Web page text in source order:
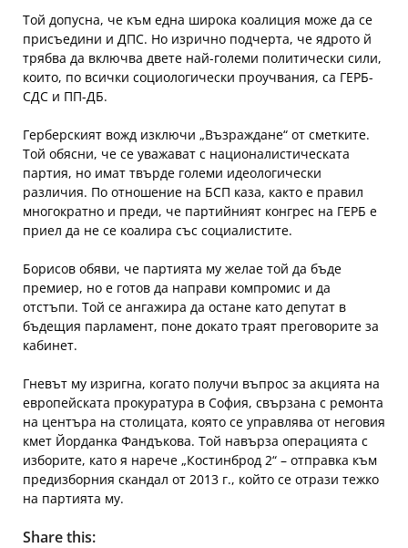
Той допусна, че към една широка коалиция може да се
присъедини и ДПС. Но изрично подчерта, че ядрото й
трябва да включва двете най-големи политически сили,
които, по всички социологически проучвания, са ГЕРБ-
СДС и ПП-ДБ.
Герберският вожд изключи „Възраждане“ от сметките.
Той обясни, че се уважават с националистическата
партия, но имат твърде големи идеологически
различия. По отношение на БСП каза, както е правил
многократно и преди, че партийният конгрес на ГЕРБ е
приел да не се коалира със социалистите.
Борисов обяви, че партията му желае той да бъде
премиер, но е готов да направи компромис и да
отстъпи. Той се ангажира да остане като депутат в
бъдещия парламент, поне докато траят преговорите за
кабинет.
Гневът му изригна, когато получи въпрос за акцията на
европейската прокуратура в София, свързана с ремонта
на центъра на столицата, която се управлява от неговия
кмет Йорданка Фандъкова. Той навърза операцията с
изборите, като я нарече „Костинброд 2“ – отправка към
предизборния скандал от 2013 г., който се отрази тежко
на партията му.
Share this: